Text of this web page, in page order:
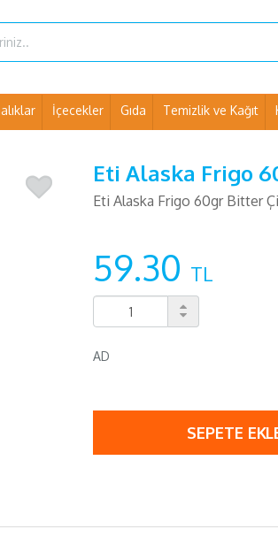
İçecekler Gıda Temizlik ve Kağıt
Eti Alaska Frigo
Eti Alaska Frigo 60gr Bitter
59.30 TL
AD
SEPETE